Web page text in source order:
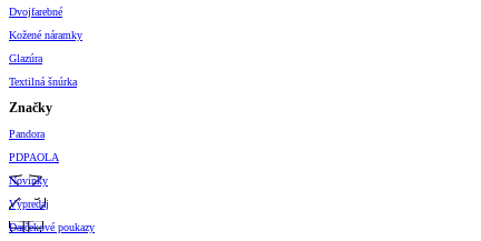
Dvojfarebné
Kožené náramky
Glazúra
Textilná šnúrka
Značky
Pandora
PDPAOLA
Novinky
Výpredaj
Darčekové poukazy